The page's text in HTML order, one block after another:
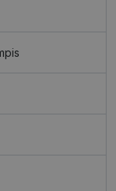
savo